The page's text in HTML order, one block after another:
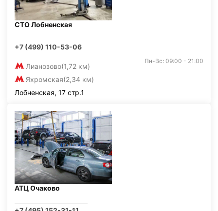
СТО Лобненская
+7 (499) 110-53-06
Лианозово(1,72 км)
Яхромская(2,34 км)
Пн-Вс: 09:00 - 21:00
Лобненская, 17 стр.1
АТЦ Очаково